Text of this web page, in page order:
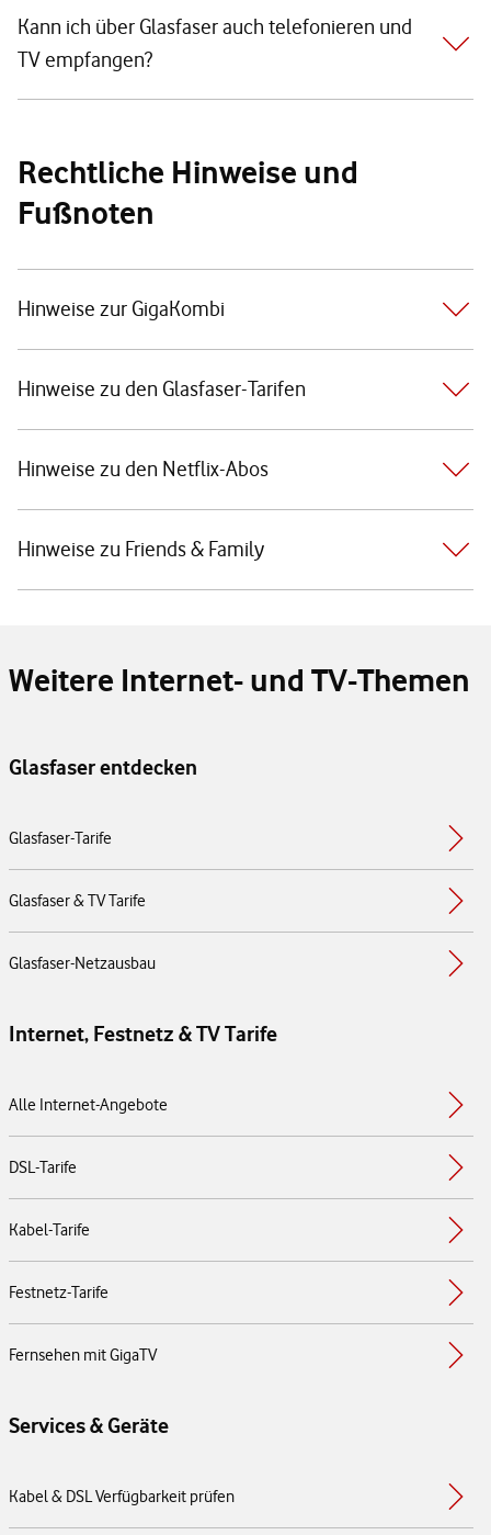
Kann ich über Glasfaser auch telefonieren und
TV empfangen?
Rechtliche Hinweise und
Fußnoten
Hinweise zur GigaKombi
Hinweise zu den Glasfaser-Tarifen
Hinweise zu den Netflix-Abos
Hinweise zu Friends & Family
Weitere Internet- und TV-Themen
Glasfaser entdecken
Glasfaser-Tarife
Glasfaser & TV Tarife
Glasfaser-Netzausbau
Internet, Festnetz & TV Tarife
Alle Internet-Angebote
DSL-Tarife
Kabel-Tarife
Festnetz-Tarife
Fernsehen mit GigaTV
Services & Geräte
Kabel & DSL Verfügbarkeit prüfen